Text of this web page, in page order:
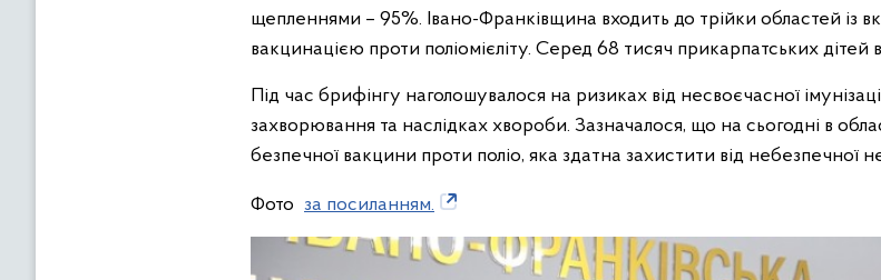
щепленнями – 95%. Івано-Франківщина входить до трійки областей із
вакцинацією проти поліомієліту. Серед 68 тисяч прикарпатських дітей
Під час брифінгу наголошувалося на ризиках від несвоєчасної
захворювання та наслідках хвороби. Зазначалося, що на сьогодні в
безпечної вакцини проти поліо, яка здатна захистити від небезпечної
Фото за посиланням.